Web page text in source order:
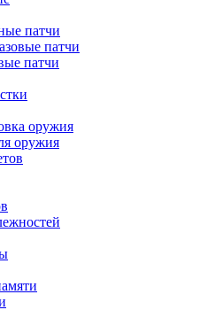
патчи
патчи
патчи
оружия
оружия